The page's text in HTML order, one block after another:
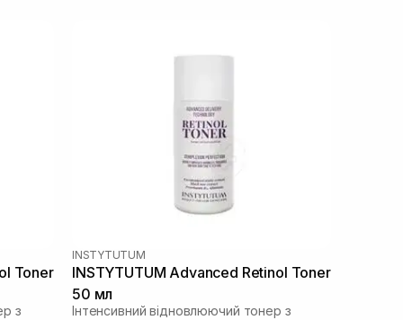
Toner
з
INSTYTUTUM
INSTYTUTUM Advanced Retinol Toner
50 мл
Інтенсивний відновлюючий тонер з